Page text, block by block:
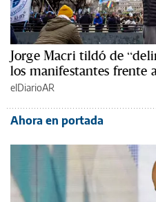
Jorge Macri tildó de
los manifestantes frente
elDiarioAR
Ahora en portada